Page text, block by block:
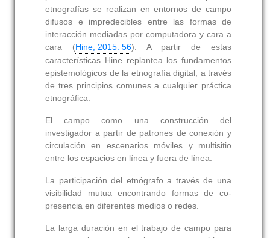
etnografías se realizan en entornos de campo
difusos e impredecibles entre las formas de
interacción mediadas por computadora y cara a
cara (Hine, 2015: 56). A partir de estas
características Hine replantea los fundamentos
epistemológicos de la etnografía digital, a través
de tres principios comunes a cualquier práctica
etnográfica:
El campo como una construcción del
investigador a partir de patrones de conexión y
circulación en escenarios móviles y multisitio
entre los espacios en línea y fuera de línea.
La participación del etnógrafo a través de una
visibilidad mutua encontrando formas de co-
presencia en diferentes medios o redes.
La larga duración en el trabajo de campo para